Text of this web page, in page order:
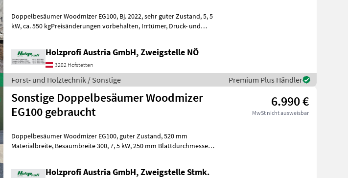
Doppelbesäumer Woodmizer EG100, Bj. 2022, sehr guter Zustand, 5, 5
kW, ca. 550 kgPreisänderungen vorbehalten, Irrtümer, Druck- und
Holzprofi Austria GmbH, Zweigstelle NÖ
3202 Hofstetten
Forst- und Holztechnik / Sonstige Premium Plus Händler
Sonstige Doppelbesäumer Woodmizer
EG100 gebraucht
6.990 €
MwSt nicht ausweisbar
Doppelbesäumer Woodmizer EG100, guter Zustand, 520 mm
Materialbreite, Besäumbreite 300, 7, 5 kW, 250 mm Blattdurchmesser,
Holzprofi Austria GmbH, Zweigstelle Stmk.